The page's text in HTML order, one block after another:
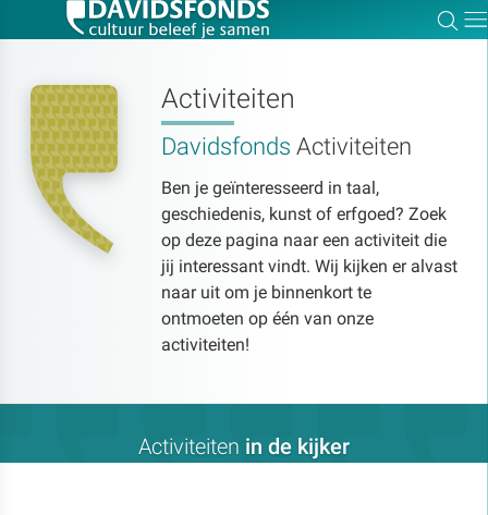
Activiteiten
Davidsfonds Activiteiten
Ben je geïnteresseerd in taal,
geschiedenis, kunst of erfgoed? Zoek
op deze pagina naar een activiteit die
jij interessant vindt. Wij kijken er alvast
naar uit om je binnenkort te
ontmoeten op één van onze
activiteiten!
Activiteiten in de kijker
Zoek:
Zoeken